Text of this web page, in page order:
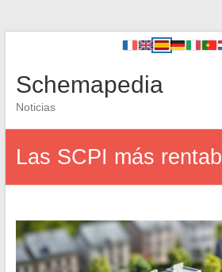
Schemapedia
Noticias
Las SCPI más